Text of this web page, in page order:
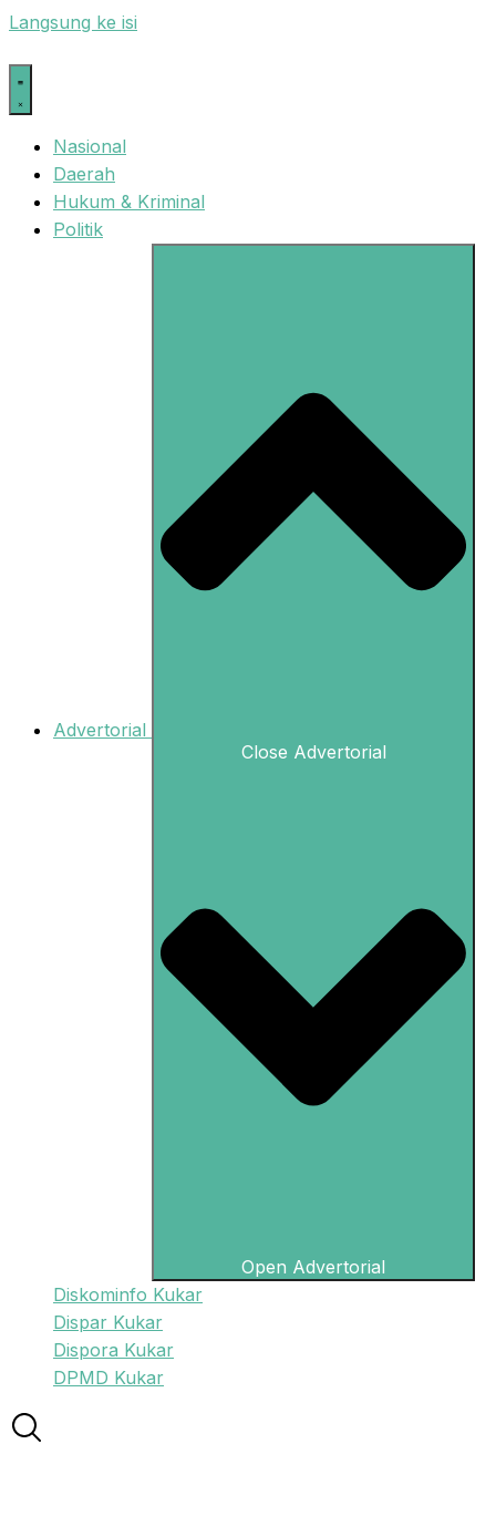
Langsung ke isi
Nasional
Daerah
Hukum & Kriminal
Politik
Advertorial
Close Advertorial
Open Advertorial
Diskominfo Kukar
Dispar Kukar
Dispora Kukar
DPMD Kukar